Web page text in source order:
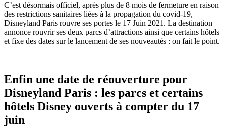
C’est désormais officiel, après plus de 8 mois de fermeture en raison
des restrictions sanitaires liées à la propagation du covid-19,
Disneyland Paris rouvre ses portes le 17 Juin 2021. La destination
annonce rouvrir ses deux parcs d’attractions ainsi que certains hôtels
et fixe des dates sur le lancement de ses nouveautés : on fait le point.
Enfin une date de réouverture pour
Disneyland Paris : les parcs et certains
hôtels Disney ouverts à compter du 17
juin